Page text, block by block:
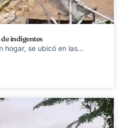
indigentes
hogar, se ubicó en las...